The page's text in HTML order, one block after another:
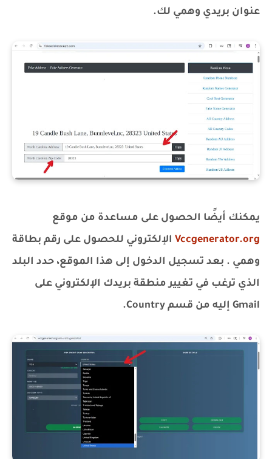
عنوان بريدي وهمي لك.
يمكنك أيضًا الحصول على مساعدة من موقع
Vccgenerator.org الإلكتروني للحصول على رقم بطاقة
وهمي . بعد تسجيل الدخول إلى هذا الموقع، حدد البلد
الذي ترغب في تغيير منطقة بريدك الإلكتروني على
Gmail إليه من قسم Country.